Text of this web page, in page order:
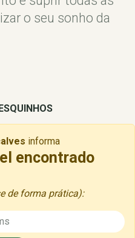
o seu sonho da
informa
encontrado
de forma prática):